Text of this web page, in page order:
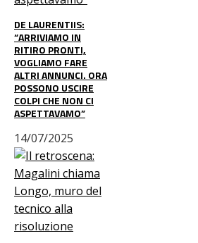
DE LAURENTIIS:
“ARRIVIAMO IN
RITIRO PRONTI,
VOGLIAMO FARE
ALTRI ANNUNCI. ORA
POSSONO USCIRE
COLPI CHE NON CI
ASPETTAVAMO”
14/07/2025